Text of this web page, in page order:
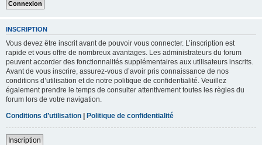
INSCRIPTION
Vous devez être inscrit avant de pouvoir vous connecter. L’inscription est
rapide et vous offre de nombreux avantages. Les administrateurs du forum
peuvent accorder des fonctionnalités supplémentaires aux utilisateurs inscrits.
Avant de vous inscrire, assurez-vous d’avoir pris connaissance de nos
conditions d’utilisation et de notre politique de confidentialité. Veuillez
également prendre le temps de consulter attentivement toutes les règles du
forum lors de votre navigation.
Conditions d’utilisation | Politique de confidentialité
Inscription